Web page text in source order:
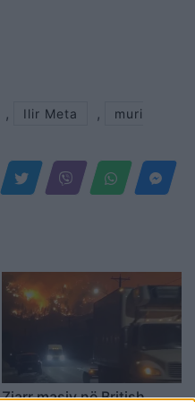
, Ilir Meta ,
muri
Zjarr masiv në British